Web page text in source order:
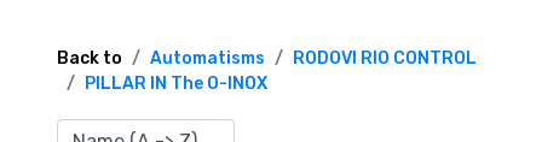
TERMS OF SERVICE
Back to Automatisms
RODOVI RIO CONTROL
PILLAR IN The O-INOX